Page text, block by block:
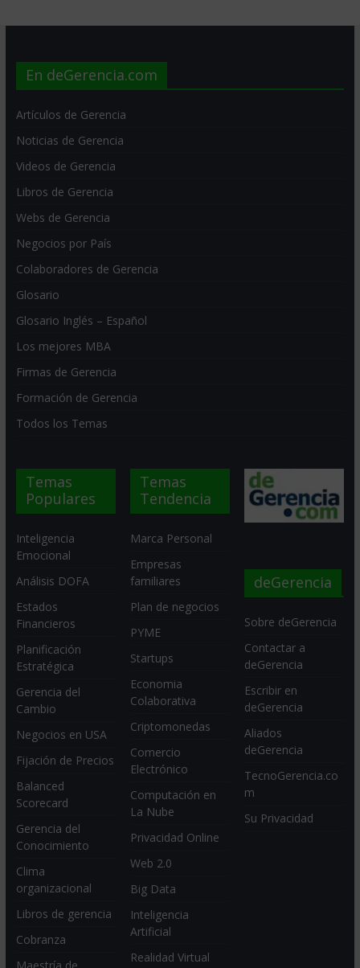
En deGerencia.com
Artículos de Gerencia
Noticias de Gerencia
Videos de Gerencia
Libros de Gerencia
Webs de Gerencia
Negocios por País
Colaboradores de Gerencia
Glosario
Glosario Inglés – Español
Los mejores MBA
Firmas de Gerencia
Formación de Gerencia
Todos los Temas
Temas
Populares
Inteligencia
Emocional
Análisis DOFA
Estados
Financieros
Planificación
Estratégica
Gerencia del
Cambio
Negocios en USA
Fijación de Precios
Balanced
Scorecard
Gerencia del
Conocimiento
Clima
organizacional
Libros de gerencia
Cobranza
Temas
Tendencia
Marca Personal
Empresas
familiares
Plan de negocios
PYME
Startups
Economia
Colaborativa
Criptomonedas
Comercio
Electrónico
Computación en
La Nube
Privacidad Online
Web 2.0
Big Data
Inteligencia
Artificial
Realidad Virtual
deGerencia
Sobre deGerencia
Contactar a
deGerencia
Escribir en
deGerencia
Aliados
deGerencia
TecnoGerencia.co
m
Su Privacidad